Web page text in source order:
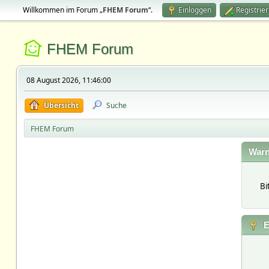
Willkommen im Forum „FHEM Forum“. Einloggen
FHEM Forum
08 August 2026, 11:46:00
Übersicht Suche
FHEM Forum